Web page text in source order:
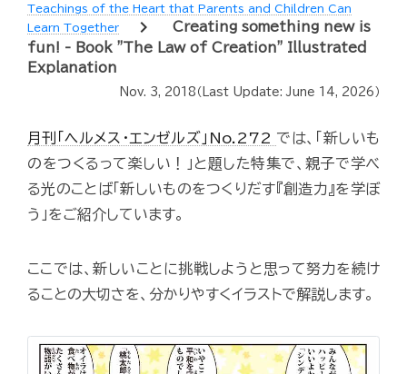
Teachings of the Heart that Parents and Children Can
Learn Together
chevron_right
Creating something new is
fun! - Book "The Law of Creation" Illustrated
Explanation
Nov. 3, 2018 （Last Update:June 14, 2026 ）
月刊「ヘルメス・エンゼルズ」No.272 では、「新しいも
のをつくるって楽しい！」と題した特集で、親子で学べ
る光のことば「新しいものをつくりだす『創造力』を学ぼ
う」をご紹介しています。
ここでは、新しいことに挑戦しようと思って努力を続け
ることの大切さを、分かりやすくイラストで解説します。